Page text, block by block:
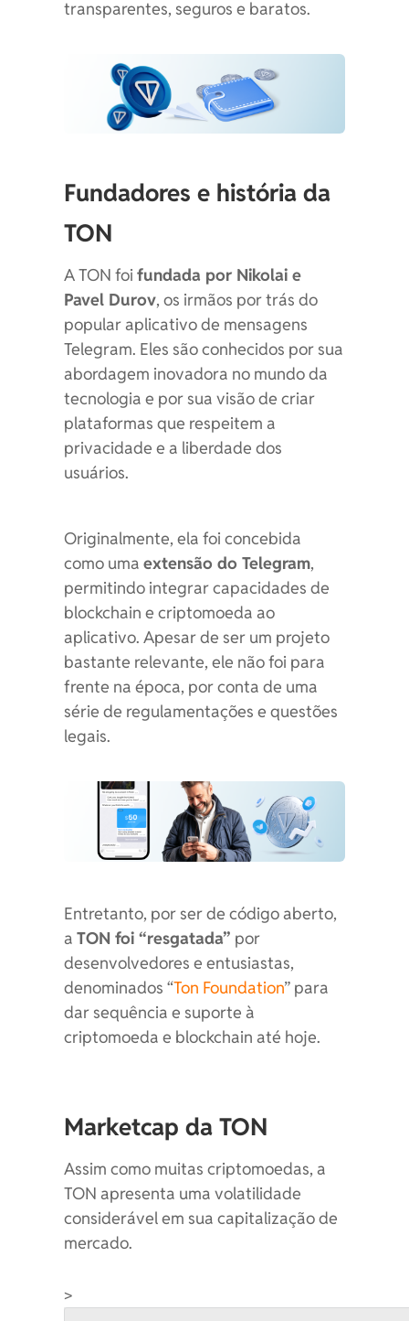
transparentes, seguros e baratos.
Fundadores e história da
TON
A TON foifundada por Nikolai e
Pavel Durov, os irmãos por trás do
popular aplicativo de mensagens
Telegram. Eles são conhecidos por sua
abordagem inovadora no mundo da
tecnologia e por sua visão de criar
plataformas que respeitem a
privacidade e a liberdade dos
usuários.
Originalmente, ela foi concebida
como umaextensão do Telegram,
permitindo integrar capacidades de
blockchain e criptomoeda ao
aplicativo. Apesar de ser um projeto
bastante relevante, ele não foi para
frente na época, por conta de uma
série de regulamentações e questões
legais.
Entretanto, por ser de código aberto,
aTON foi “resgatada” por
desenvolvedores e entusiastas,
denominados “Ton Foundation” para
dar sequência e suporte à
criptomoeda e blockchain até hoje.
Marketcap da TON
Assim como muitas criptomoedas, a
TON apresenta uma volatilidade
considerável em sua capitalização de
mercado.
>